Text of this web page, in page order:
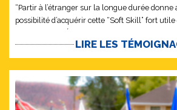
“Partir à l’étranger sur la longue durée donne
possibilité d’acquérir cette “Soft Skill” fort utile
LIRE LES